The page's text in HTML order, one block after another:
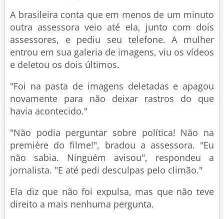
A brasileira conta que em menos de um minuto
outra assessora veio até ela, junto com dois
assessores, e pediu seu telefone. A mulher
entrou em sua galeria de imagens, viu os vídeos
e deletou os dois últimos.
"Foi na pasta de imagens deletadas e apagou
novamente para não deixar rastros do que
havia acontecido."
"Não podia perguntar sobre política! Não na
première do filme!", bradou a assessora. "Eu
não sabia. Ninguém avisou", respondeu a
jornalista. "E até pedi desculpas pelo climão."
Ela diz que não foi expulsa, mas que não teve
direito a mais nenhuma pergunta.